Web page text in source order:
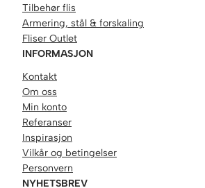
Tilbehør flis
Armering, stål & forskaling
Fliser Outlet
INFORMASJON
Kontakt
Om oss
Min konto
Referanser
Inspirasjon
Vilkår og betingelser
Personvern
NYHETSBREV